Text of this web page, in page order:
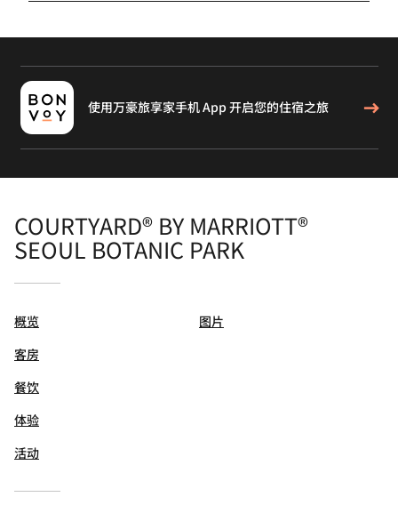
使用万豪旅享家手机 App 开启您的住宿之旅
COURTYARD® BY MARRIOTT®
SEOUL BOTANIC PARK
概览
客房
餐饮
体验
活动
图片